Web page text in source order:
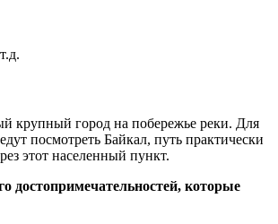
крупный город на побережье реки. Для
посмотреть Байкал, путь практически
этот населенный пункт.
достопримечательностей, которые